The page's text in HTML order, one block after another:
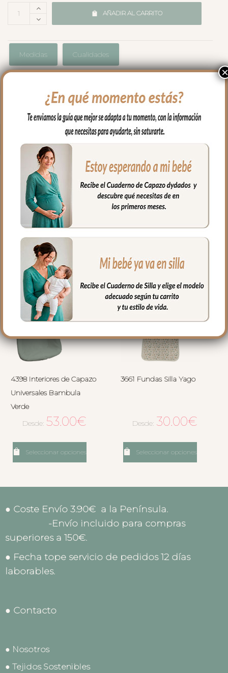
AÑADIR AL CARRITO
Medidas Cualidades
PRODUCTOS
RELACIONADOS
4398 Interiores de Capazo
Universales Bambula
Verde
Desde:53.00€
Seleccionar opciones
3661 Fundas Silla Yago
Desde: 30.00€
Seleccionar opciones
● Coste Envío 3.90€ a la Península.
-Envío incluido para compras
superiores a 150€.
● Fecha tope servicio de pedidos 12 días
laborables.
● Contacto
● Nosotros
● Tejidos Sostenibles
×